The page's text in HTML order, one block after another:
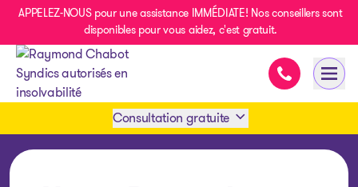
APPELEZ-NOUS pour une assistance IMMÉDIATE! Nos conseillers sont
disponibles pour vous aidez, c'est gratuit.
Assistance
Consultation gratuite